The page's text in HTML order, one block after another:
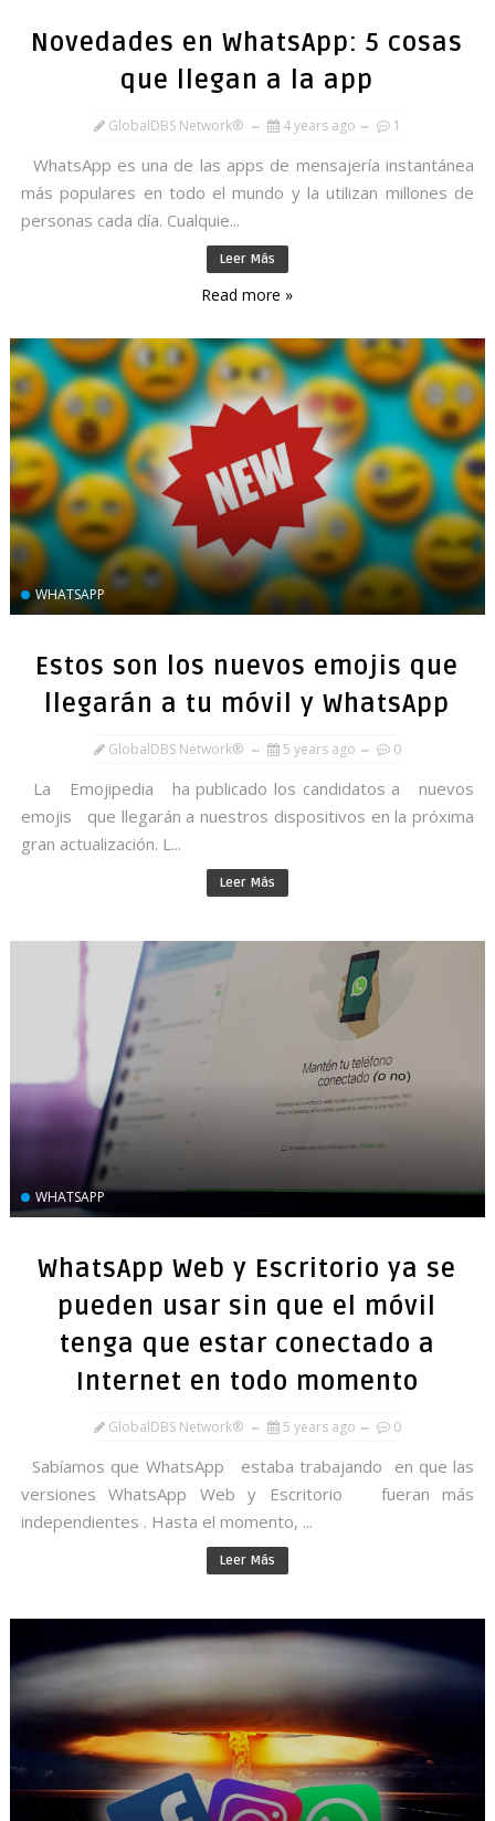
Novedades en WhatsApp: 5 cosas
que llegan a la app
GlobalDBS Network® 4 years ago 1
WhatsApp es una de las apps de mensajería instantánea
más populares en todo el mundo y la utilizan millones de
personas cada día. Cualquie...
Leer Más
Read more »
WHATSAPP
Estos son los nuevos emojis que
llegarán a tu móvil y WhatsApp
GlobalDBS Network® 5 years ago 0
La Emojipedia ha publicado los candidatos a nuevos
emojis que llegarán a nuestros dispositivos en la próxima
gran actualización. L...
Leer Más
WHATSAPP
WhatsApp Web y Escritorio ya se
pueden usar sin que el móvil
tenga que estar conectado a
Internet en todo momento
GlobalDBS Network® 5 years ago 0
Sabíamos que WhatsApp estaba trabajando en que las
versiones WhatsApp Web y Escritorio fueran más
independientes . Hasta el momento, ...
Leer Más